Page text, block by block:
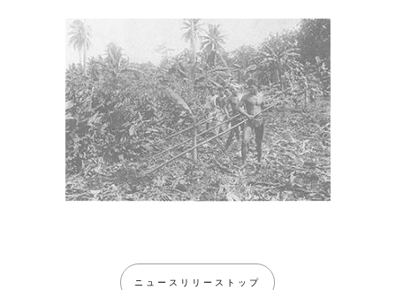
ニュースリリーストップ